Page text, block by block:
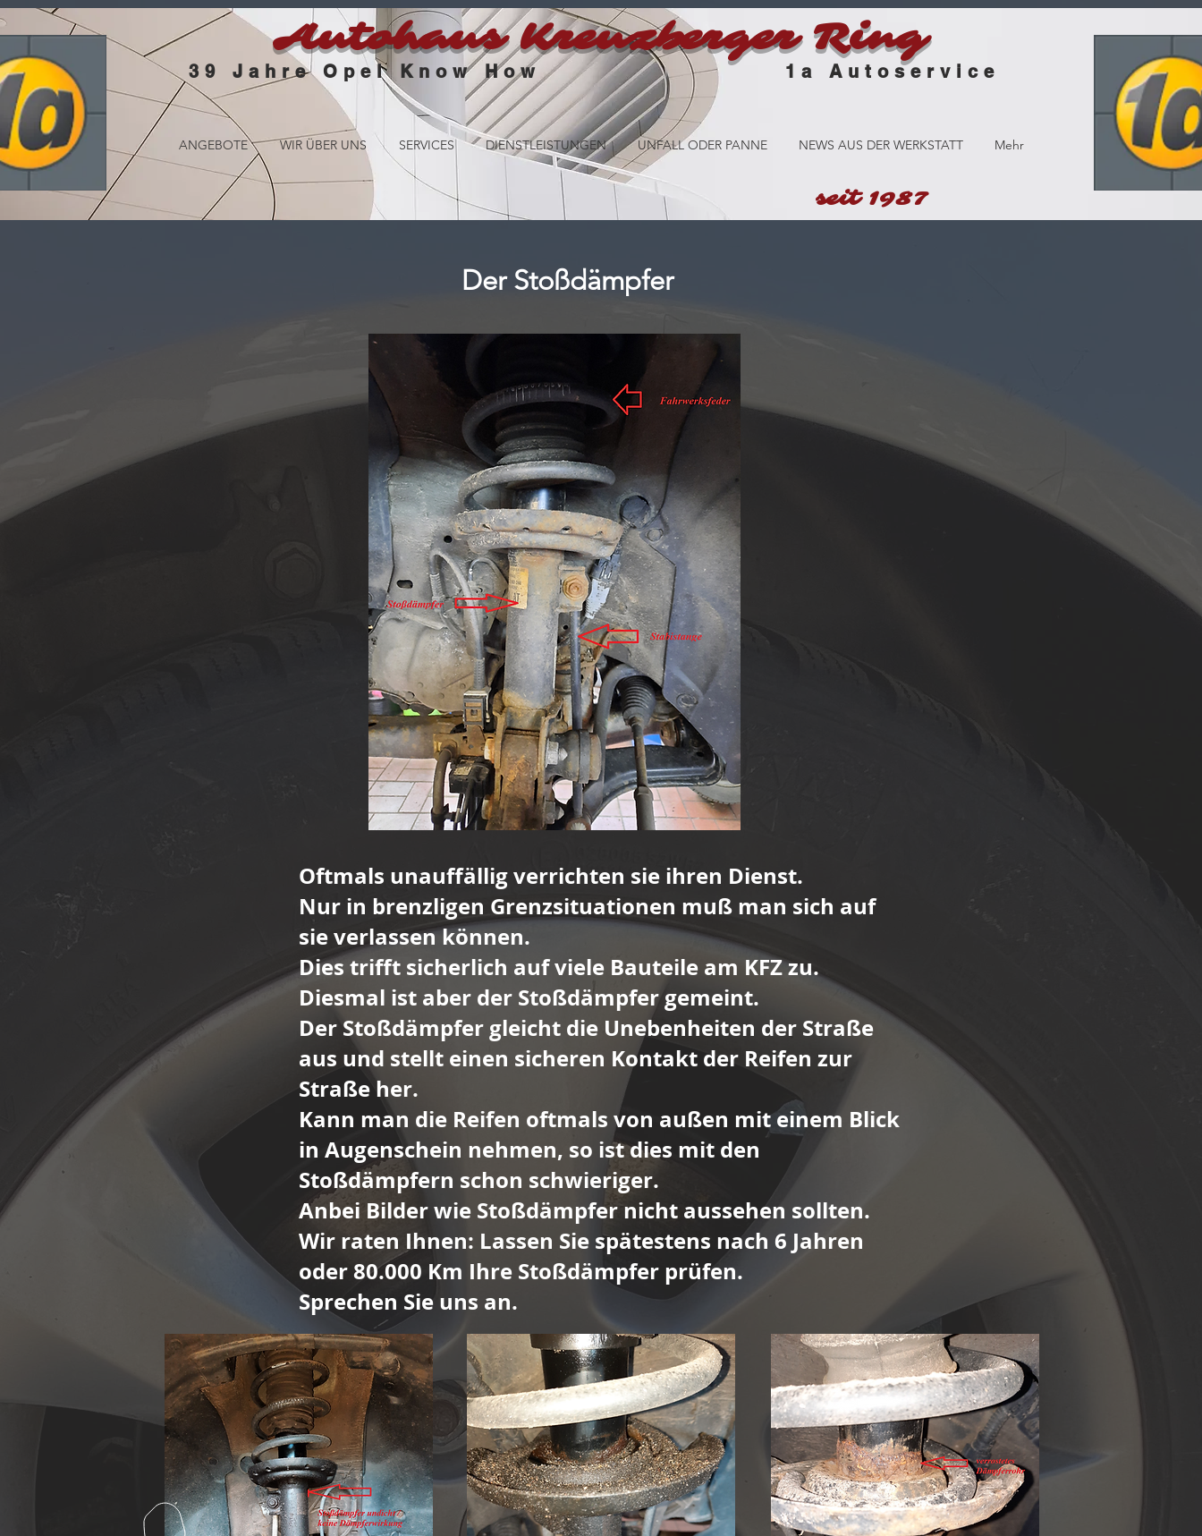
Autohaus Kreuzberger Ring
39 Jahre Opel Know How1a Autoservice
ANGEBOTE WIR ÜBER UNS SERVICES DIENSTLEISTUNGEN UNFALL ODER PANNE NEWS AUS DER WERKSTATT Mehr
seit 1987
Der Stoßdämpfer
Oftmals unauffällig verrichten sie ihren Dienst.
Nur in brenzligen Grenzsituationen muß man sich auf
sie verlassen können.
Dies trifft sicherlich auf viele Bauteile am KFZ zu.
Diesmal ist aber der Stoßdämpfer gemeint.
Der Stoßdämpfer gleicht die Unebenheiten der Straße
aus und stellt einen sicheren Kontakt der Reifen zur
Straße her.
Kann man die Reifen oftmals von außen mit einem Blick
in Augenschein nehmen, so ist dies mit den
Stoßdämpfern schon schwieriger.
Anbei Bilder wie Stoßdämpfer nicht aussehen sollten.
Wir raten Ihnen: Lassen Sie spätestens nach 6 Jahren
oder 80.000 Km Ihre Stoßdämpfer prüfen.
Sprechen Sie uns an.